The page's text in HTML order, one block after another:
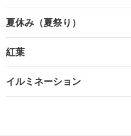
夏休み（夏祭り）
紅葉
イルミネーション